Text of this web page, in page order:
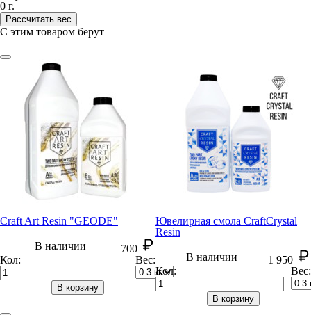
0 г.
Рассчитать вес
С этим товаром берут
Craft Art Resin "GEODE"
В наличии
700
Кол:
Вес:
В корзину
Ювелирная смола CraftCrystal
Resin
В наличии
1 950
Кол:
Вес:
В корзину